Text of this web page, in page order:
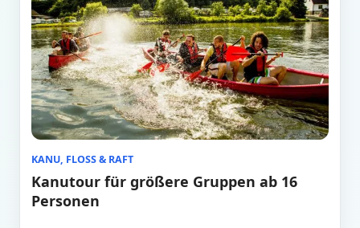
KANU, FLOSS & RAFT
Kanutour für größere Gruppen ab 16
Personen